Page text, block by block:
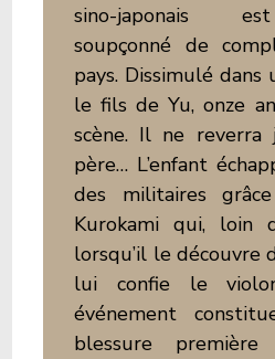
sino-japonais
soupçonné de
pays. Dissimulé dans
le fils de Yu, onze
scène. Il ne reverra
père… L’enfant
des militaires
Kurokami qui, loin
lorsqu’il le découvre
lui confie le
événement
blessure